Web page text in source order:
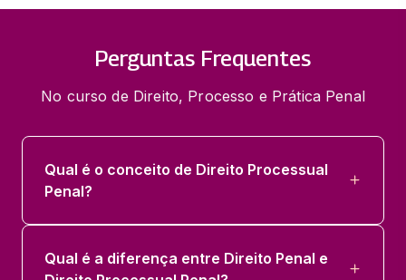
Perguntas Frequentes
No curso de Direito, Processo e Prática Penal
Qual é o conceito de Direito Processual
Penal?
Qual é a diferença entre Direito Penal e